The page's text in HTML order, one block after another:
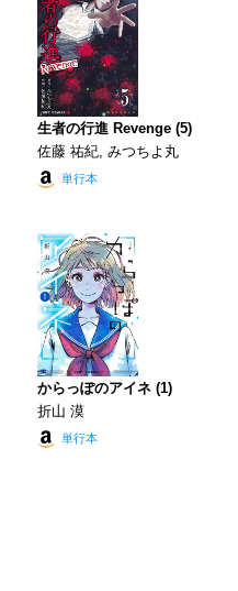
生者の行進 Revenge (5)
佐藤 祐紀, みつちよ丸
単行本
からっぽのアイネ (1)
折山 漠
単行本